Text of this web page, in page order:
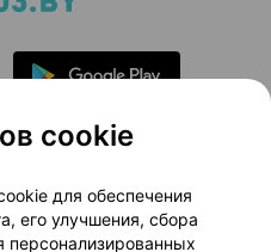
проекта
Медицинский маркетинг
cookie
для обеспечения
его улучшения, сбора
персонализированных